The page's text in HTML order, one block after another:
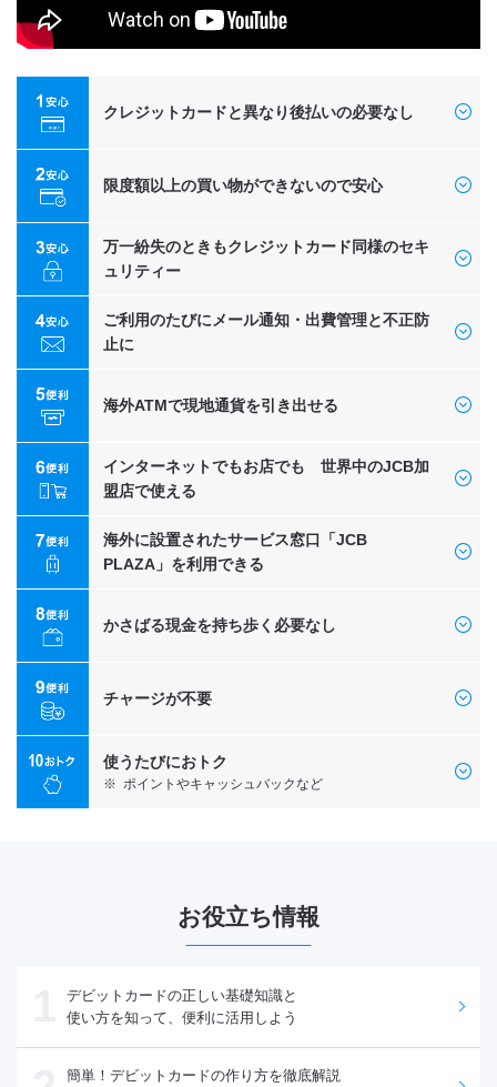
クレジットカードと異なり後払いの必要なし
限度額以上の買い物ができないので安心
万一紛失のときもクレジットカード同様のセキ
ュリティー
ご利用のたびにメール通知・出費管理と不正防
止に
海外ATMで現地通貨を引き出せる
インターネットでもお店でも 世界中のJCB加
盟店で使える
海外に設置されたサービス窓口「JCB
PLAZA」を利用できる
かさばる現金を持ち歩く必要なし
チャージが不要
使うたびにおトク
※ ポイントやキャッシュバックなど
お役立ち情報
デビットカードの正しい基礎知識と
使い方を知って、便利に活用しよう
簡単！デビットカードの作り方を徹底解説